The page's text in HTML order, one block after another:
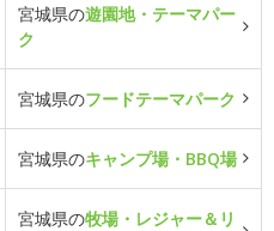
宮城県の遊園地・テーマパー
ク
宮城県のフードテーマパーク
宮城県のキャンプ場・BBQ場
宮城県の牧場・レジャー＆リ